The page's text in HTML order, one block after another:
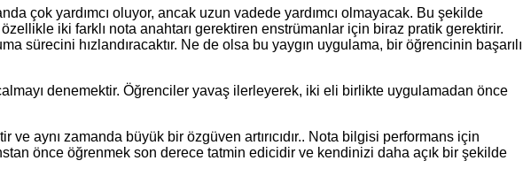
çok yardımcı oluyor, ancak uzun vadede yardımcı olmayacak. Bu şekilde
iki farklı nota anahtarı gerektiren enstrümanlar için biraz pratik gerektirir.
sürecini hızlandıracaktır. Ne de olsa bu yaygın uygulama, bir öğrencinin başarılı
denemektir. Öğrenciler yavaş ilerleyerek, iki eli birlikte uygulamadan önce
aynı zamanda büyük bir özgüven artırıcıdır.. Nota bilgisi performans için
önce öğrenmek son derece tatmin edicidir ve kendinizi daha açık bir şekilde